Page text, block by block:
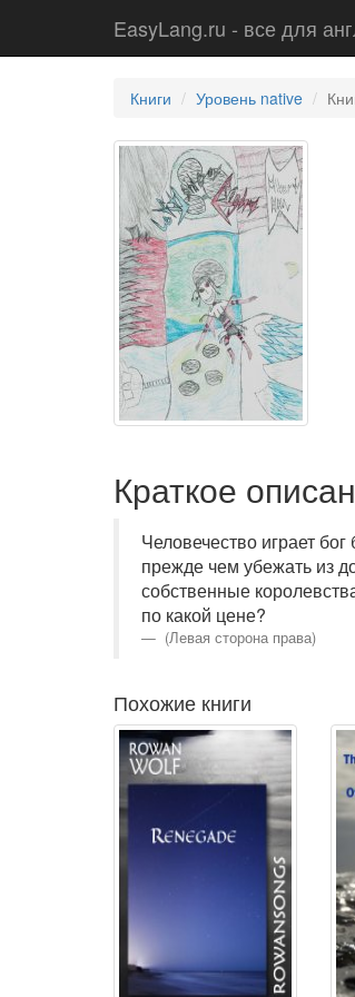
EasyLang.ru - все для
Книги Уровень native
Краткое
Человечество играет
прежде чем убежать из
собственные
по какой цене?
(Левая сторона права)
Похожие книги